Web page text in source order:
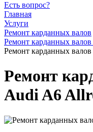
Есть вопрос?
Главная
Услуги
Ремонт карданных валов
Ремонт карданных
Ремонт карданных
Ремонт
Audi A6